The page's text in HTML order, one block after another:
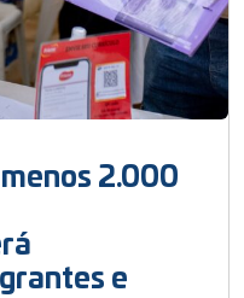
2.000
e